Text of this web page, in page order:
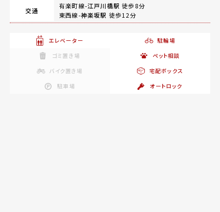
交通
有楽町線-江戸川橋駅 徒歩8分
東西線-神楽坂駅 徒歩12分
エレベーター
駐輪場
ゴミ置き場
ペット相談
バイク置き場
宅配ボックス
駐車場
オートロック